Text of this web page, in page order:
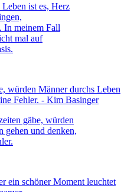
ist es, Herz
In meinem Fall
mal auf
gäbe, würden
gehen und denken,